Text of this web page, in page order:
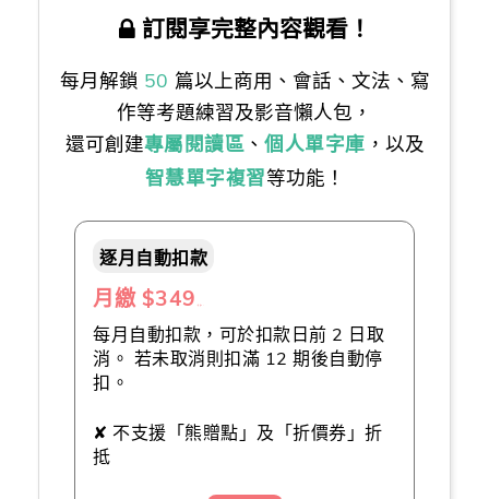
訂閱享完整內容觀看！
每月解鎖 50 篇以上商用、會話、文法、寫
作等考題練習及影音懶人包，
還可創建專屬閱讀區 、 個人單字庫 ，以及
智慧單字複習等功能！
逐月自動扣款
月繳 $349
每月自動扣款，可於扣款日前 2 日取
消。 若未取消則扣滿 12 期後自動停
扣。
✘ 不支援「熊贈點」及「折價券」折
抵